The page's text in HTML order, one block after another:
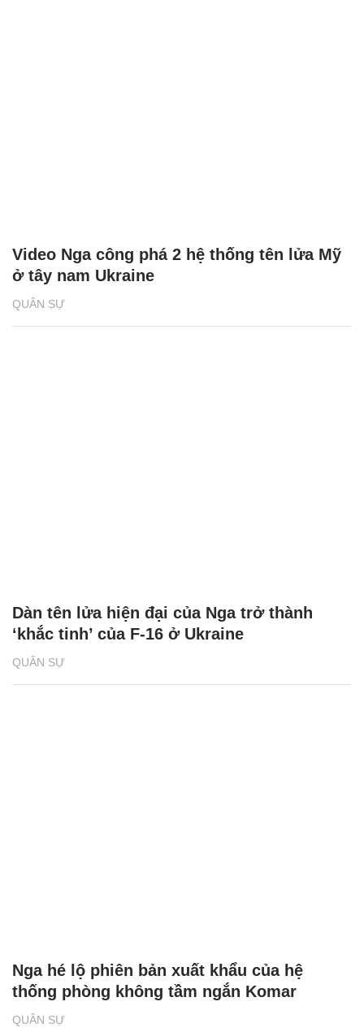
QUÂN SỰ
Video Nga công phá 2 hệ thống tên lửa Mỹ
ở tây nam Ukraine
QUÂN SỰ
Dàn tên lửa hiện đại của Nga trở thành
‘khắc tinh’ của F-16 ở Ukraine
QUÂN SỰ
Nga hé lộ phiên bản xuất khẩu của hệ
thống phòng không tầm ngắn Komar